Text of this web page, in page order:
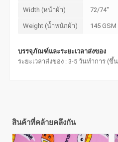
Width (หน้าผ้า) 72/74"
Weight (น้ำหนักผ้า) 145 GSM
บรรจุภัณฑ์และระยะเวลาส่งของ
ระยะเวลาส่งของ : 3-5 วันทำการ (
สินค้าที่คล้ายคลึงกัน